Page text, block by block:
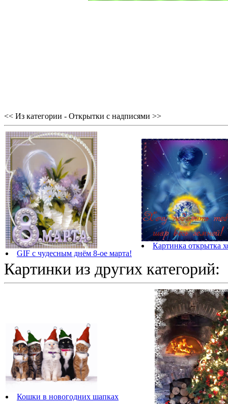
<< Из категории - Открытки с надписями >>
GIF с чудесным днём 8-ое марта!
Картинка открытка
Картинки из других категорий:
Кошки в новогодних шапках